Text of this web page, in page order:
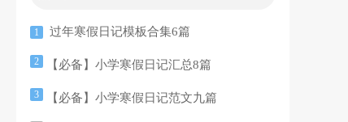
1 过年寒假日记模板合集6篇
2 【必备】小学寒假日记汇总8篇
3 【必备】小学寒假日记范文九篇